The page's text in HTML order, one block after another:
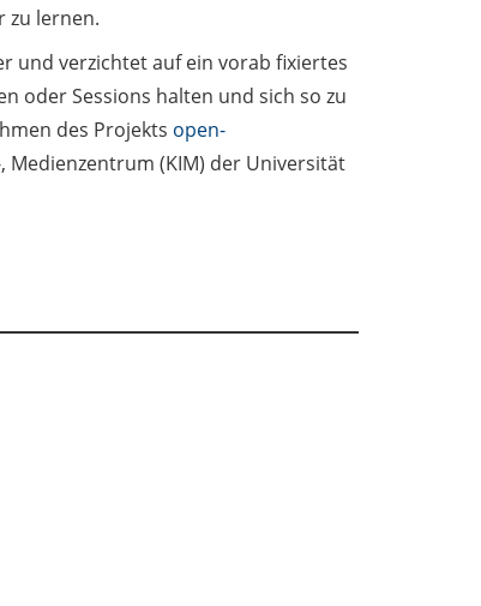
zu lernen.
und verzichtet auf ein vorab fixiertes
oder Sessions halten und sich so zu
des Projekts open-
(KIM) der Universität